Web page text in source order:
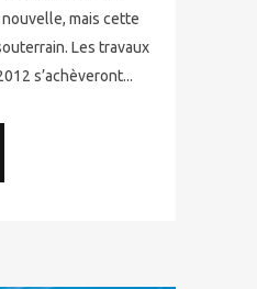
mais cette
Les travaux
s’achèveront...